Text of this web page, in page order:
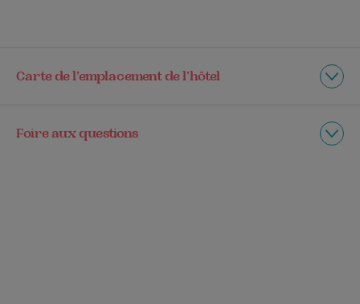
Carte de l’emplacement de l’hôtel
Foire aux questions